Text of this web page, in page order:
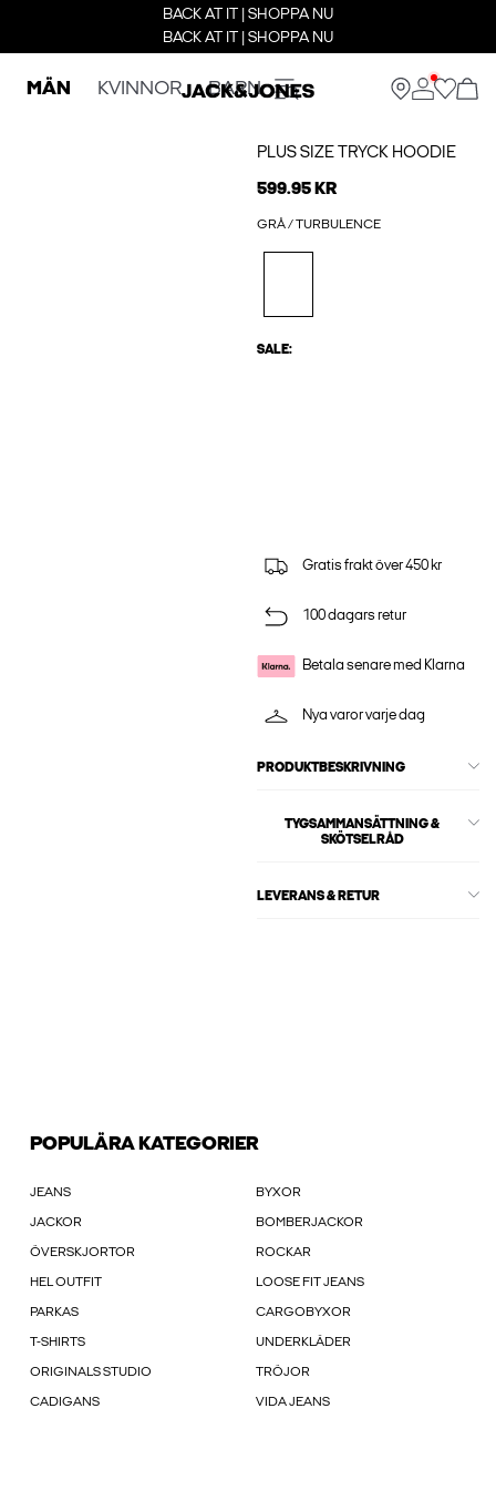
BACK AT IT | SHOPPA NU
BACK AT IT | SHOPPA NU
MÄN KVINNOR BARN
PLUS SIZE TRYCK HOODIE
599.95 KR
GRÅ / TURBULENCE
SALE:
Gratis frakt över 450 kr
100 dagars retur
Betala senare med Klarna
Nya varor varje dag
PRODUKTBESKRIVNING
TYGSAMMANSÄTTNING &
SKÖTSELRÅD
LEVERANS & RETUR
POPULÄRA KATEGORIER
JEANS BYXOR
JACKOR BOMBERJACKOR
ÖVERSKJORTOR ROCKAR
HEL OUTFIT LOOSE FIT JEANS
PARKAS CARGOBYXOR
T-SHIRTS UNDERKLÄDER
ORIGINALS STUDIO TRÖJOR
CADIGANS VIDA JEANS